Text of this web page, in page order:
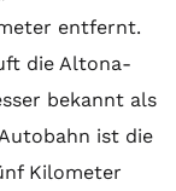
entfernt.
die Altona-
bekannt als
ist die
Kilometer